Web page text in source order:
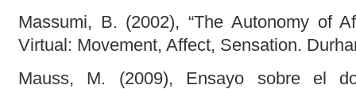
Massumi, B. (2002), “The Autonomy of
Virtual: Movement, Affect, Sensation.
Mauss, M. (2009), Ensayo sobre el